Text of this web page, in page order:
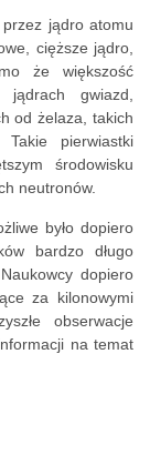
jądro atomu
cięższe jądro,
że większość
gwiazd,
od żelaza, takich
pierwiastki
środowisku
neutronów.
było dopiero
bardzo długo
dopiero
za kilonowymi
obserwacje
na temat